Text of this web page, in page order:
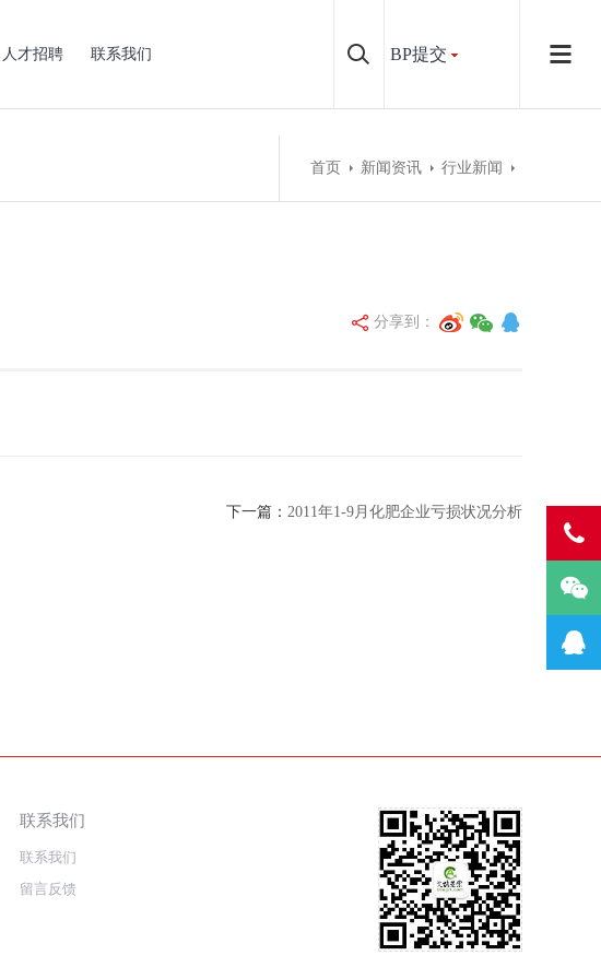
人才招聘 联系我们 BP提交
首页 新闻资讯 行业新闻
分享到：
下一篇： 2011年1-9月化肥企业亏损状况分析
联系我们
联系我们
留言反馈